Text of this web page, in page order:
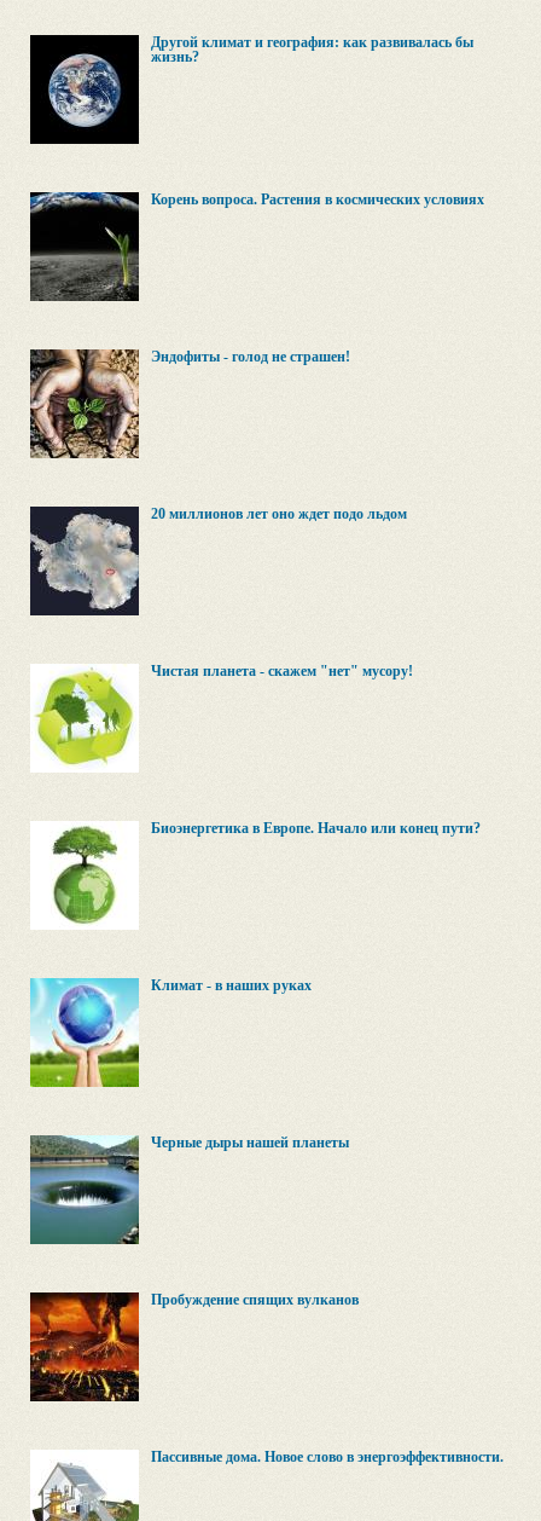
Другой климат и география: как развивалась бы
жизнь?
Корень вопроса. Растения в космических условиях
Эндофиты - голод не страшен!
20 миллионов лет оно ждет подо льдом
Чистая планета - скажем "нет" мусору!
Биоэнергетика в Европе. Начало или конец пути?
Климат - в наших руках
Черные дыры нашей планеты
Пробуждение спящих вулканов
Пассивные дома. Новое слово в энергоэффективности.